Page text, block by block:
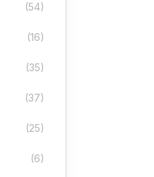
(54)
(16)
(35)
(37)
(25)
(6)